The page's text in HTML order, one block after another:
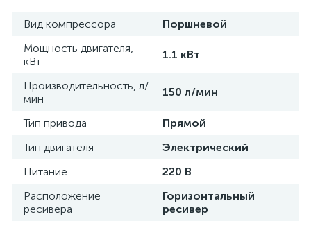
Вид компрессора
Поршневой
Мощность двигателя,
кВт
1.1 кВт
Производительность, л/
мин
150 л/мин
Тип привода
Прямой
Тип двигателя
Электрический
Питание
220 В
Расположение
ресивера
Горизонтальный
ресивер